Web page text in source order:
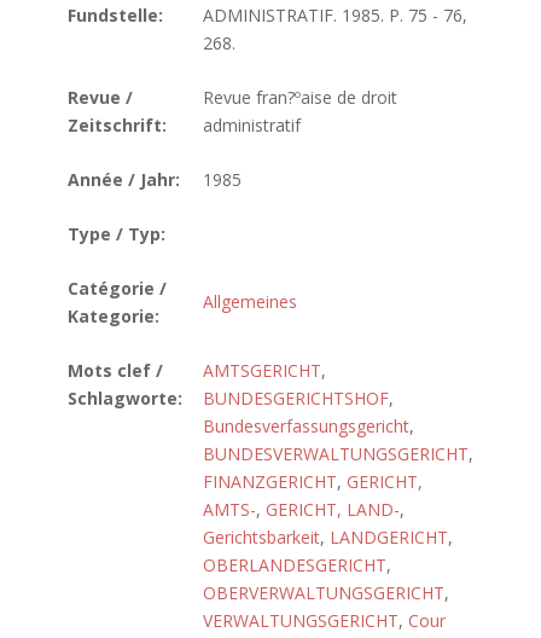
Fundstelle:
ADMINISTRATIF. 1985. P. 75 - 76,
268.
Revue /
Zeitschrift:
Revue fran?ºaise de droit
administratif
Année / Jahr: 1985
Type / Typ:
Catégorie /
Kategorie:
Allgemeines
Mots clef /
Schlagworte:
AMTSGERICHT,
BUNDESGERICHTSHOF,
Bundesverfassungsgericht,
BUNDESVERWALTUNGSGERICHT,
FINANZGERICHT, GERICHT,
AMTS-, GERICHT, LAND-,
Gerichtsbarkeit, LANDGERICHT,
OBERLANDESGERICHT,
OBERVERWALTUNGSGERICHT,
VERWALTUNGSGERICHT, Cour